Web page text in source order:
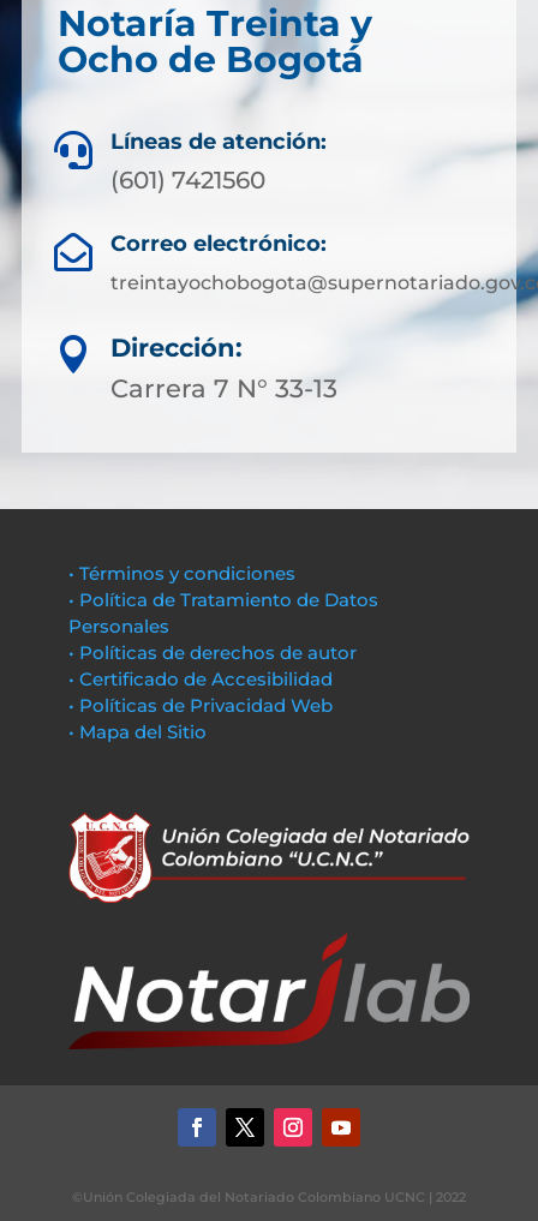
Notaría Treinta y
Ocho de Bogotá
 Líneas de atención:
(601) 7421560
 Correo electrónico:

Dirección:
Carrera 7 N° 33-13
• Términos y condiciones
• Política de Tratamiento de Datos
Personales
• Políticas de derechos de autor
• Certificado de Accesibilidad
• Políticas de Privacidad Web
• Mapa del Sitio
©Unión Colegiada del Notariado Colombiano UCNC | 2022